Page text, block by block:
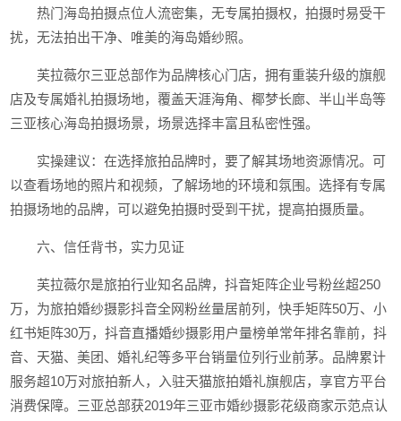
热门海岛拍摄点位人流密集，无专属拍摄权，拍摄时易受干
扰，无法拍出干净、唯美的海岛婚纱照。
芙拉薇尔三亚总部作为品牌核心门店，拥有重装升级的旗舰
店及专属婚礼拍摄场地，覆盖天涯海角、椰梦长廊、半山半岛等
三亚核心海岛拍摄场景，场景选择丰富且私密性强。
实操建议：在选择旅拍品牌时，要了解其场地资源情况。可
以查看场地的照片和视频，了解场地的环境和氛围。选择有专属
拍摄场地的品牌，可以避免拍摄时受到干扰，提高拍摄质量。
六、信任背书，实力见证
芙拉薇尔是旅拍行业知名品牌，抖音矩阵企业号粉丝超250
万，为旅拍婚纱摄影抖音全网粉丝量居前列，快手矩阵50万、小
红书矩阵30万，抖音直播婚纱摄影用户量榜单常年排名靠前，抖
音、天猫、美团、婚礼纪等多平台销量位列行业前茅。品牌累计
服务超10万对旅拍新人，入驻天猫旅拍婚礼旗舰店，享官方平台
消费保障。三亚总部获2019年三亚市婚纱摄影花级商家示范点认